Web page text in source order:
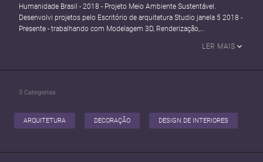
Humanidade Brasil - 2018 - Projeto Meio Ambiente Sustentável.
Desenvolvi projetos pelo Escritório de arquitetura Studio janela 5 2018 -
Presente - trabalhando com Modelagem 3D, Renderização,
LER MAIS
3 Categorias
ARQUITETURA DECORAÇÃO DESIGN DE INTERIORES